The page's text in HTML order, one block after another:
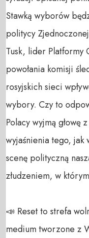
Stawką wyborów
politycy
Tusk, lider Platformy
powołania komisji
rosyjskich sieci
wybory. Czy to
Polacy wyjmą głowę
wyjaśnienia tego, jak
scenę polityczną
złudzeniem, w
📣 Reset to strefa
medium tworzone z